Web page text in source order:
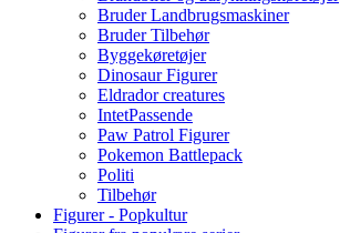
Bruder Landbrugsmaskiner
Bruder Tilbehør
Byggekøretøjer
Dinosaur Figurer
Eldrador creatures
IntetPassende
Paw Patrol Figurer
Pokemon Battlepack
Politi
Tilbehør
Figurer - Popkultur